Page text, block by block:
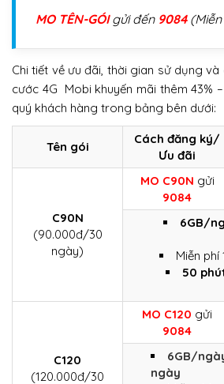
MO TÊN-GÓIgửi đến 9084(Miễn
Chi tiết về ưu đãi, thời gian sử dụng
cước 4G Mobi khuyến mãi thêm 43%
quý khách hàng trong bảng bên dưới:
Tên gói
Cách đăng ký/
Ưu đãi
C90N
(90.000đ/30
ngày)
MO C90N gửi
9084
6GB/
Miễn
50
C120
(120.000đ/30
MO C120 gửi
9084
6GB/
ngày